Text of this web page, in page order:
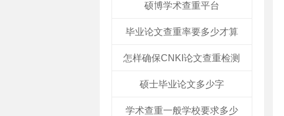
硕博学术查重平台
毕业论文查重率要多少才算
怎样确保CNKI论文查重检测
硕士毕业论文多少字
学术查重一般学校要求多少